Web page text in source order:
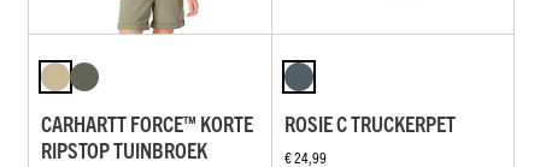
CARHARTT FORCE™ KORTE
RIPSTOP TUINBROEK
ROSIE C TRUCKERPET
€ 24,99